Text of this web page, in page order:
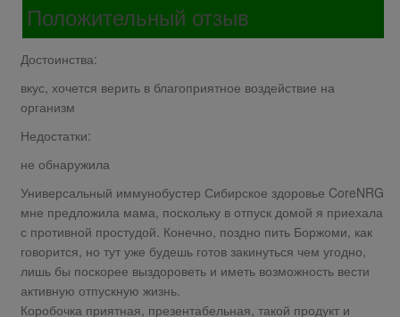
Положительный отзыв
Достоинства:
вкус, хочется верить в благоприятное воздействие на
организм
Недостатки:
не обнаружила
Универсальный иммунобустер Сибирское здоровье CoreNRG
мне предложила мама, поскольку в отпуск домой я приехала
с противной простудой. Конечно, поздно пить Боржоми, как
говорится, но тут уже будешь готов закинуться чем угодно,
лишь бы поскорее выздороветь и иметь возможность вести
активную отпускную жизнь.
Коробочка приятная, презентабельная, такой продукт и